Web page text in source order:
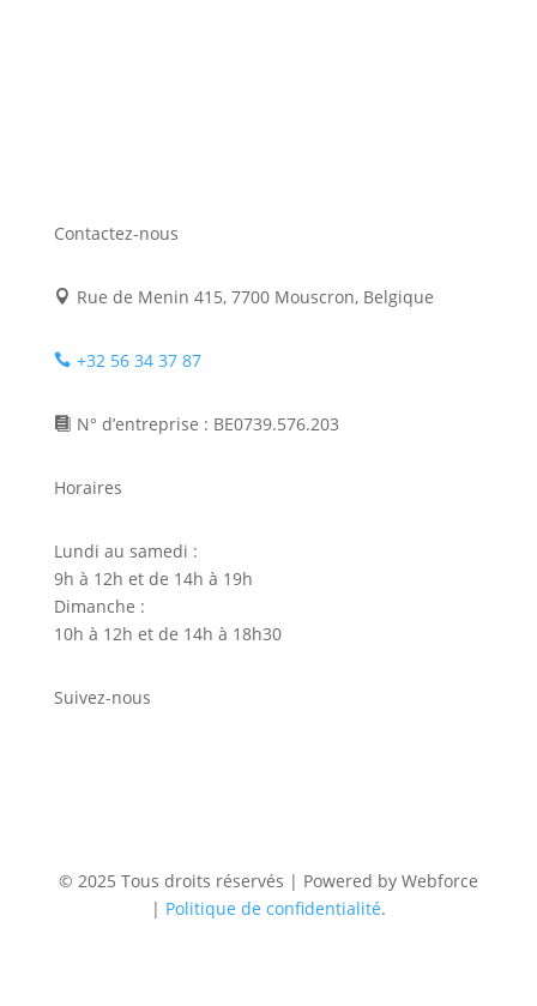
Contactez-nous
 Rue de Menin 415, 7700 Mouscron, Belgique
 +32 56 34 37 87
 N° d’entreprise : BE0739.576.203
Horaires
Lundi au samedi :
9h à 12h et de 14h à 19h
Dimanche :
10h à 12h et de 14h à 18h30
Suivez-nous
© 2025 Tous droits réservés | Powered by Webforce
| Politique de confidentialité.